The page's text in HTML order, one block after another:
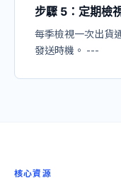
步驟 5：定期檢
每季檢視一次出貨
發送時機。 ---
核心資源